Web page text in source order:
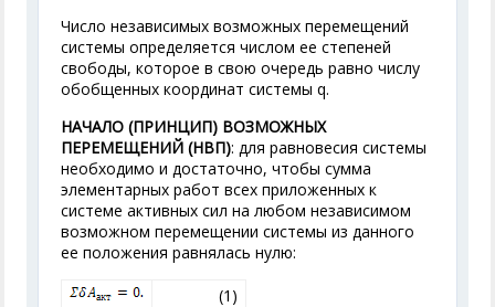
Число независимых возможных перемещений
системы определяется числом ее степеней
свободы, которое в свою очередь равно числу
обобщенных координат системы q.
НАЧАЛО (ПРИНЦИП) ВОЗМОЖНЫХ
ПЕРЕМЕЩЕНИЙ (НВП): для равновесия системы
необходимо и достаточно, чтобы сумма
элементарных работ всех приложенных к
системе активных сил на любом независимом
возможном перемещении системы из данного
ее положения равнялась нулю:
(1)